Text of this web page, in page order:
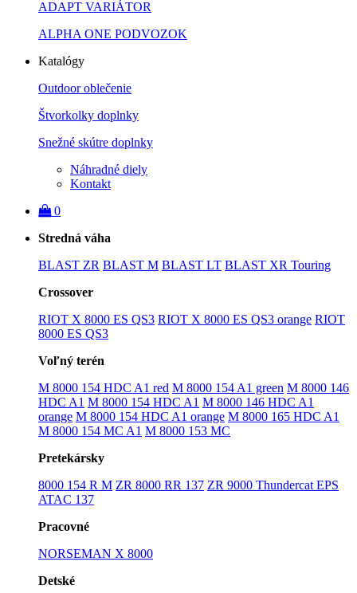
ADAPT VARIÁTOR
ALPHA ONE PODVOZOK
Katalógy
Outdoor oblečenie
Štvorkolky doplnky
Snežné skútre doplnky
Náhradné diely
Kontakt
0
Stredná váha
BLAST ZR BLAST M BLAST LT BLAST XR Touring
Crossover
RIOT X 8000 ES QS3 RIOT X 8000 ES QS3 orange RIOT
8000 ES QS3
Voľný terén
M 8000 154 HDC A1 red M 8000 154 A1 green M 8000 146
HDC A1 M 8000 154 HDC A1 M 8000 146 HDC A1
orange M 8000 154 HDC A1 orange M 8000 165 HDC A1
M 8000 154 MC A1 M 8000 153 MC
Pretekársky
8000 154 R M ZR 8000 RR 137 ZR 9000 Thundercat EPS
ATAC 137
Pracovné
NORSEMAN X 8000
Detské